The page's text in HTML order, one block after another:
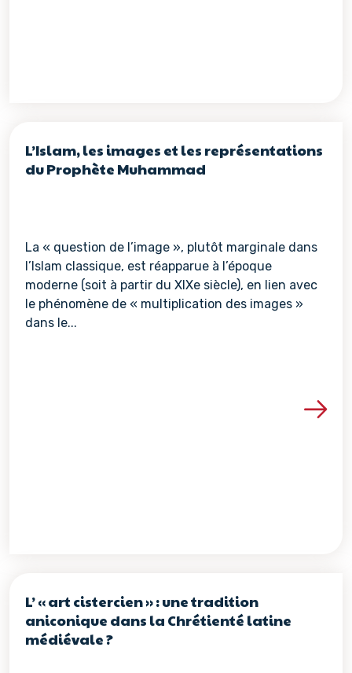
L’Islam, les images et les représentations
du Prophète Muhammad
La « question de l’image », plutôt marginale dans
l’Islam classique, est réapparue à l’époque
moderne (soit à partir du XIXe siècle), en lien avec
le phénomène de « multiplication des images »
dans le...
Voir les détails de la
L’ « art cistercien » : une tradition
aniconique dans la Chrétienté latine
médiévale ?